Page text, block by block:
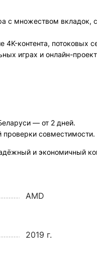
с множеством вкладок,
4K-контента, потоковых
играх и онлайн-
— от 2 дней.
совместимости.
и экономичный
AMD
2019 г.